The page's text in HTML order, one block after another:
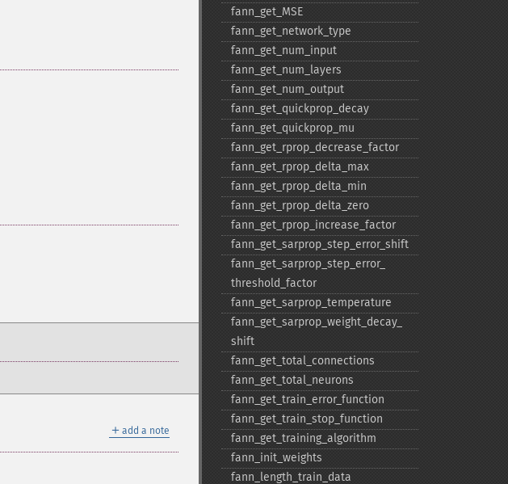
＋ add a note
fann_​get_​MSE
fann_​get_​network_​type
fann_​get_​num_​input
fann_​get_​num_​layers
fann_​get_​num_​output
fann_​get_​quickprop_​decay
fann_​get_​quickprop_​mu
fann_​get_​rprop_​decrease_​factor
fann_​get_​rprop_​delta_​max
fann_​get_​rprop_​delta_​min
fann_​get_​rprop_​delta_​zero
fann_​get_​rprop_​increase_​factor
fann_​get_​sarprop_​step_​error_​shift
fann_​get_​sarprop_​step_​error_​
threshold_​factor
fann_​get_​sarprop_​temperature
fann_​get_​sarprop_​weight_​decay_​
shift
fann_​get_​total_​connections
fann_​get_​total_​neurons
fann_​get_​train_​error_​function
fann_​get_​train_​stop_​function
fann_​get_​training_​algorithm
fann_​init_​weights
fann_​length_​train_​data